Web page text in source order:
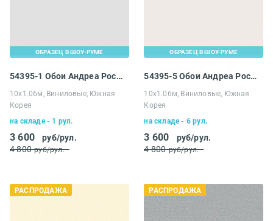
ОБРАЗЕЦ В ШОУ-РУМЕ
54395-1 Обои Андреа Росси Черади
10х1.06м, Виниловые, Южная
Корея
на складе - 1 рул.
3 600
руб/рул.
4 800 руб/рул.
ОБРАЗЕЦ В ШОУ-РУМЕ
54395-5 Обои Андреа Росси Черади
10х1.06м, Виниловые, Южная
Корея
на складе - 6 рул.
3 600
руб/рул.
4 800 руб/рул.
РАСПРОДАЖА РАСПРОДАЖА